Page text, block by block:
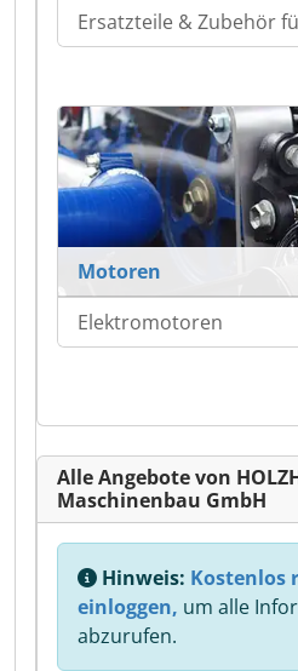
Ersatzteile & Zubehör
Motoren
Elektromotoren
Alle Angebote von
Maschinenbau GmbH
Hinweis: Kostenlos
einloggen, um alle
abzurufen.